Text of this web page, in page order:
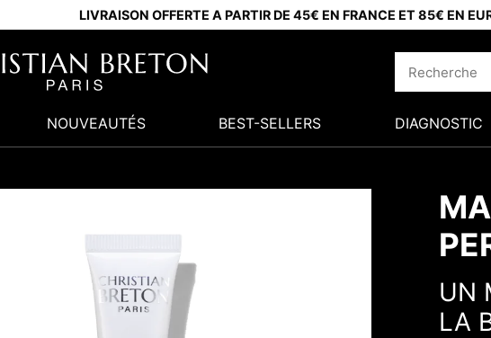
LIVRAISON OFFERTE A PARTIR DE 45€ EN FRANCE ET 85€ EN
NOUVEAUTÉS BEST-SELLERS DIAGNOSTIC
UN
LA